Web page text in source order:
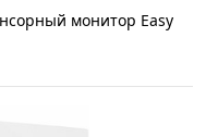
монитор Easy